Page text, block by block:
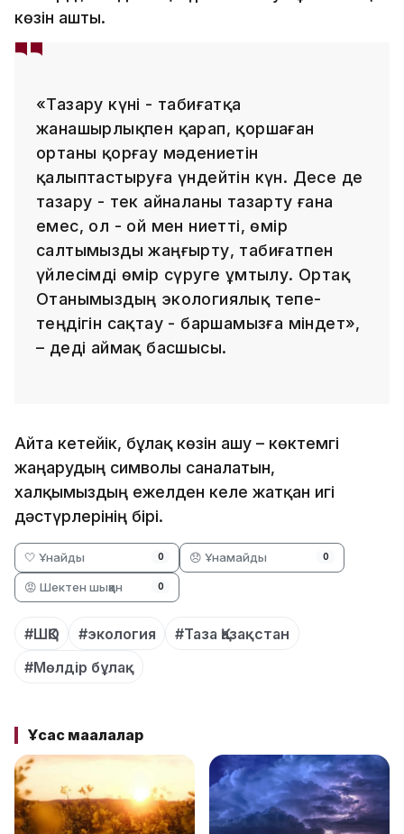
көзін ашты.
«Тазару күні - табиғатқа
жанашырлықпен қарап, қоршаған
ортаны қорғау мәдениетін
қалыптастыруға үндейтін күн. Десе де
тазару - тек айналаны тазарту ғана
емес, ол - ой мен ниетті, өмір
салтымызды жаңғырту, табиғатпен
үйлесімді өмір сүруге ұмтылу. Ортақ
Отанымыздың экологиялық тепе-
теңдігін сақтау - баршамызға міндет»,
– деді аймақ басшысы.
Айта кетейік, бұлақ көзін ашу – көктемгі
жаңарудың символы саналатын,
халқымыздың ежелден келе жатқан игі
дәстүрлерінің бірі.
🤍 Ұнайды 0 😞 Ұнамайды 0
😡 Шектен шыққан 0
#ШҚО #экология
#Таза Қазақстан
#Мөлдір бұлақ
Ұқсас мақалалар